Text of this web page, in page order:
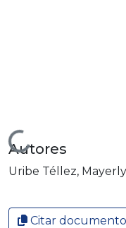
Cargando...
Autores
Uribe Téllez, Mayerly
Citar documento